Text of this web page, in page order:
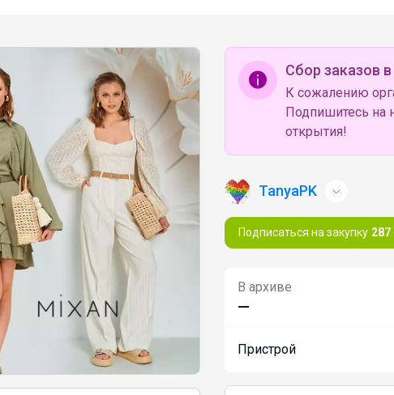
Сбор заказов
К сожалению
Подпишитесь на
открытия!
TanyaPK
Подписаться на закупку 287
В архиве
—
Пристрой